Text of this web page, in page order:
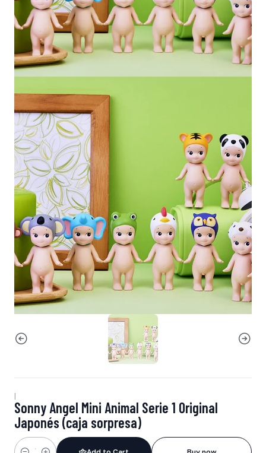
|
Sonny Angel Mini Animal Serie 1 Original
Japonés (caja sorpresa)